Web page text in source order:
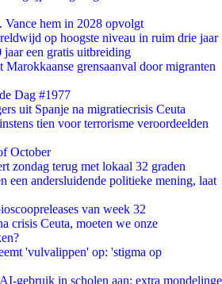
hem in 2028 opvolgt
op hoogste niveau in ruim drie jaar
een gratis uitbreiding
Marokkaanse grensaanval door migranten
Dag #1977
uit Spanje na migratiecrisis Ceuta
tien voor terrorisme veroordeelden
October
zondag terug met lokaal 32 graden
een andersluidende politieke mening, laat
van week 32
crisis Ceuta, moeten we onze
'vulvalippen' op: 'stigma op
gebruik in scholen aan: extra mondelinge